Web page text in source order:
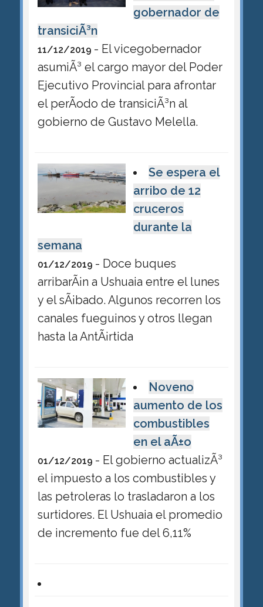
gobernador de
transiciÃ³n
11/12/2019 - El vicegobernador
asumiÃ³ el cargo mayor del Poder
Ejecutivo Provincial para afrontar
el perÃ­odo de transiciÃ³n al
gobierno de Gustavo Melella.
Se espera el
arribo de 12
cruceros
durante la
semana
01/12/2019 - Doce buques
arribarÃ¡n a Ushuaia entre el lunes
y el sÃ¡bado. Algunos recorren los
canales fueguinos y otros llegan
hasta la AntÃ¡rtida
Noveno
aumento de los
combustibles
en el aÃ±o
01/12/2019 - El gobierno actualizÃ³
el impuesto a los combustibles y
las petroleras lo trasladaron a los
surtidores. El Ushuaia el promedio
de incremento fue del 6,11%